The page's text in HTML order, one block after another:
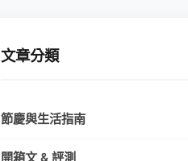
文章分類
節慶與生活指南
開箱文 & 評測